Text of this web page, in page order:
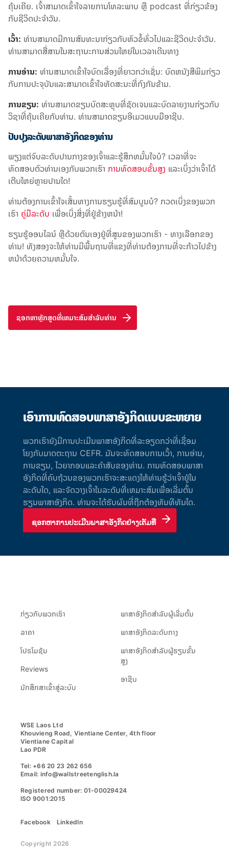
ຄຸ້ນເຄີຍ. ເຈົ້າສາມາດເຂົ້າໃຈລາຍການໂທລະພາບ ຫຼື podcast ທີ່ກ່ຽວຂ້ອງ
ກັບຊີວິດປະຈໍາວັນ.
ເວົ້າ: ທ່ານສາມາດມີການສົນທະນາກ່ຽວກັບຫົວຂໍ້ທົ່ວໄປແລະຊີວິດປະຈໍາວັນ.
ທ່ານສາມາດສື່ສານໃນສະຖານະການສ່ວນໃຫຍ່ໃນເວລາເດີນທາງ
ການອ່ານ: ທ່ານ​ສາ​ມາດ​ເຂົ້າ​ໃຈ​ບົດ​ເລື່ອງ​ທີ່​ຍາວ​ກວ່າ​ເຊັ່ນ​: ບົດ​ຫນັງ​ສື​ພິມ​ກ່ຽວ​
ກັບ​ການ​ປະ​ຈຸ​ບັນ​ແລະ​ສາ​ມາດ​ເຂົ້າ​ໃຈ​ທັດ​ສະ​ນະ​ທີ່​ກົງ​ກັນ​ຂ້າມ​.
ການຂຽນ: ທ່ານສາມາດຂຽນບົດສະຫຼຸບທີ່ຊັດເຈນແລະບົດລາຍງານກ່ຽວກັບ
ວິຊາທີ່ຄຸ້ນເຄີຍກັບທ່ານ. ທ່ານສາມາດຂຽນອີເມວແບບມືອາຊີບ.
ປັບປຸງລະດັບພາສາອັງກິດຂອງທ່ານ
ພຽງແຕ່ຈົບລະດັບປານກາງຂອງເຈົ້າແລະຮູ້ສຶກຫມັ້ນໃຈບໍ? ເວລາທີ່ຈະ
ທົດສອບຕົວທ່ານເອງກັບພວກເຮົາ ການທົດສອບຂັ້ນສູງ ແລະເບິ່ງວ່າເຈົ້າໄດ້
ເຕີບໃຫຍ່ຫຼາຍປານໃດ!
ທ່ານຕ້ອງການເຂົ້າໃຈເສັ້ນທາງການຮຽນຮູ້ທີ່ສົມບູນບໍ? ກວດເບິ່ງຂອງພວກ
ເຮົາ ຄູ່ມືລະດັບ ເພື່ອເບິ່ງສິ່ງທີ່ຢູ່ຂ້າງຫນ້າ!
ຮຽນຮູ້ອອນໄລນ໌ ຫຼືດ້ວຍຕົນເອງຢູ່ທີ່ສູນຂອງພວກເຮົາ - ທາງເລືອກຂອງ
ທ່ານ! ທັງ​ສອງ​ຈະ​ໃຫ້​ທ່ານ​ມີ​ພື້ນ​ຖານ​ທີ່​ແຂງ​ທີ່​ທ່ານ​ຕ້ອງ​ການ​ທີ່​ຈະ​ກ້າວ​ໄປ​ຂ້າງ​
ຫນ້າ​ດ້ວຍ​ຄວາມ​ຫມັ້ນ​ໃຈ.
ຊອກຫາຫຼັກສູດທີ່ເຫມາະສົມສໍາລັບທ່ານ
ເອົາການທົດສອບພາສາອັງກິດແບບຂະຫຍາຍ
ພວກເຮົາຍັງມີການປະເມີນພາສາອັງກິດທີ່ລະອຽດກວ່າທີ່ເຊື່ອມ
ໂຍງກັບມາດຕະຖານ CEFR. ມັນຈະທົດສອບການເວົ້າ, ການອ່ານ,
ການຂຽນ, ໄວຍາກອນແລະຄໍາສັບຂອງທ່ານ. ການທົດສອບພາສາ
ອັງກິດທີ່ຄົບຖ້ວນຂອງພວກເຮົາຈະສະແດງໃຫ້ທ່ານຮູ້ວ່າເຈົ້າຢູ່ໃນ
ລະດັບໃດ, ແລະຈັດວາງເຈົ້າໃນລະດັບທີ່ເຫມາະສົມເພື່ອເລີ່ມຕົ້ນ
ຮຽນພາສາອັງກິດ. ທ່ານຈະໄດ້ຮັບຜົນທີ່ຖືກຕ້ອງທັນທີທັນໃດ.
ຊອກຫາການປະເມີນພາສາອັງກິດຢ່າງເຕັມທີ່
ກ່ຽວ​ກັບ​ພວກ​ເຮົາ
ລາຄາ
ໂປຣໂມຊັນ
Reviews
ນັກສຶກສາເຂົ້າສູ່ລະບົບ
ພາສາອັງກິດສຳລັບຜູ້ເລີ່ມຕົ້ນ
ພາສາອັງກິດລະດັບກາງ
ພາສາອັງກິດສຳລັບຜູ້ຮຽນຂັ້ນ
ສູງ
ອາຊີບ
WSE Laos Ltd
Khouvieng Road, Vientiane Center, 4th floor
Vientiane Capital
Lao PDR
Tel: +66 20 23 262 656
Email: info@wallstreetenglish.la
Registered number: 01-00029424
ISO 9001:2015
Facebook LinkedIn
Copyright 2026